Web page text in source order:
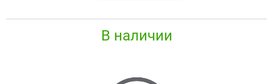
В наличии